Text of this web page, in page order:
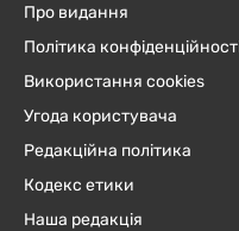
Про видання
Політика
Використання cookies
Угода користувача
Редакційна політика
Кодекс етики
Наша редакція